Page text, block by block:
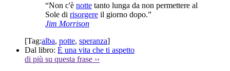
“Non c'è notte tanto lunga da non permettere al
Sole di risorgere il giorno dopo.”
Jim Morrison
[Tag:alba, notte, speranza]
Dal libro: È una vita che ti aspetto
di più su questa frase ››